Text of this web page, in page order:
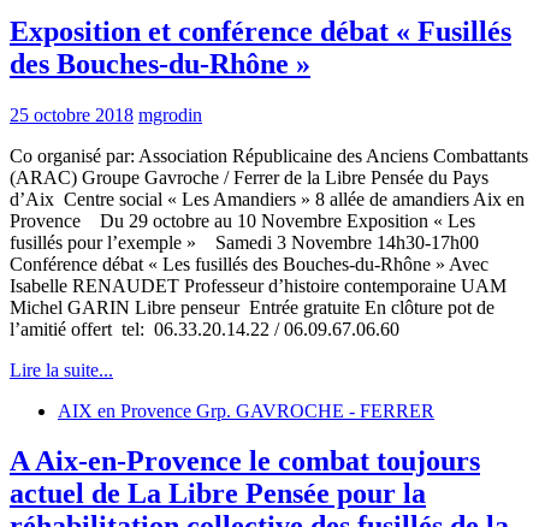
Exposition et conférence débat « Fusillés
des Bouches-du-Rhône »
25 octobre 2018 mgrodin
Co organisé par: Association Républicaine des Anciens Combattants
(ARAC) Groupe Gavroche / Ferrer de la Libre Pensée du Pays
d’Aix Centre social « Les Amandiers » 8 allée de amandiers Aix en
Provence Du 29 octobre au 10 Novembre Exposition « Les
fusillés pour l’exemple » Samedi 3 Novembre 14h30-17h00
Conférence débat « Les fusillés des Bouches-du-Rhône » Avec
Isabelle RENAUDET Professeur d’histoire contemporaine UAM
Michel GARIN Libre penseur Entrée gratuite En clôture pot de
l’amitié offert tel: 06.33.20.14.22 / 06.09.67.06.60
Lire la suite...
AIX en Provence Grp. GAVROCHE - FERRER
A Aix-en-Provence le combat toujours
actuel de La Libre Pensée pour la